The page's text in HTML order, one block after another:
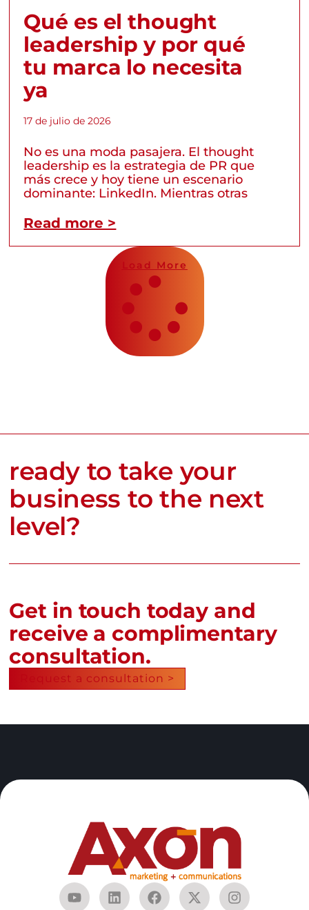
Qué es el thought
leadership y por qué
tu marca lo necesita
ya
17 de julio de 2026
No es una moda pasajera. El thought
leadership es la estrategia de PR que
más crece y hoy tiene un escenario
dominante: LinkedIn. Mientras otras
Read more >
Load More
ready to take your
business to the next
level?
Get in touch today and
receive a complimentary
consultation.
Request a consultation >